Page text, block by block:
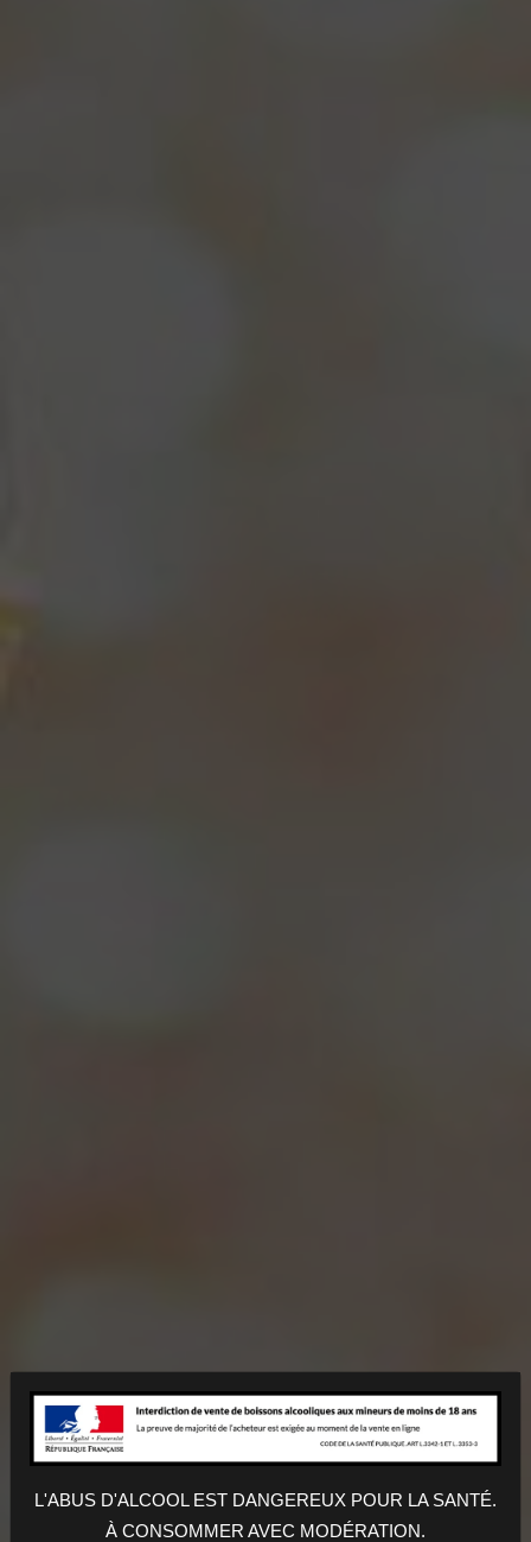
Nos produits
L'ABUS D'ALCOOL EST DANGEREUX POUR LA SANTÉ.
À CONSOMMER AVEC MODÉRATION.